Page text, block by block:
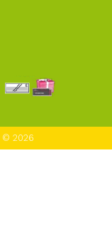
© 2026